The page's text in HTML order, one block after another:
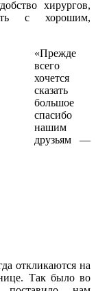
хирургов,
с хорошим,
«Прежде
всего
хочется
сказать
большое
спасибо
нашим
друзьям —
откликаются на
Так было во